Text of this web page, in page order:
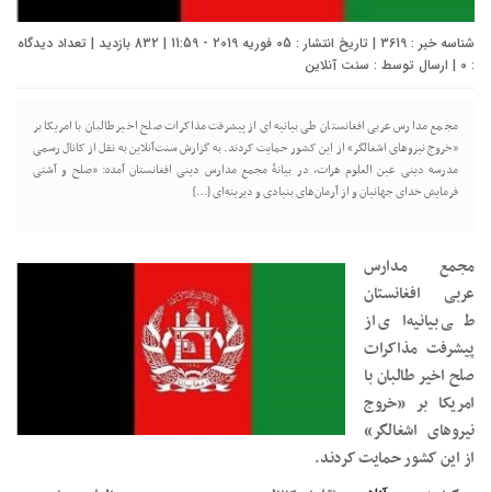
شناسه خبر : 3619 | تاریخ انتشار : 05 فوریه 2019 - 11:59 | 832 بازدید | تعداد دیدگاه
:
0 | ارسال توسط : سنت آنلاین
مجمع مدارس عربی افغانستان طی بیانیه‌ای از پیشرفت مذاکرات صلح اخیر طالبان با امریکا بر
«خروج نیروهای اشغالگر» از این کشور حمایت کردند. به گزارش سنت‌آنلاین به نقل از کانال رسمی
مدرسه دینی عین العلوم هرات، در بیانهٔ مجمع مدارس دینی افغانستان آمده: «صلح و آشتی
فرمایش خدای جهانیان و از آرمان‌های بنیادی و دیرینه‌ای […]
مجمع مدارس
عربی افغانستان
طی بیانیه‌ای از
پیشرفت مذاکرات
صلح اخیر طالبان با
امریکا بر «خروج
نیروهای اشغالگر»
از این کشور حمایت کردند.